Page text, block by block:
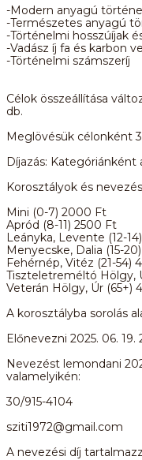
-Modern anyagú
-Természetes anyagú
-Történelmi hosszúíjak
-Vadász íj fa és karbon
-Történelmi számszeríj
Célok összeállítása
db.
Meglövésük célonként
Díjazás:
Korosztályok és
Mini (0-7) 2000 Ft
Apród (8-11) 2500 Ft
Leányka, Levente (12-
Menyecske, Dalia (15-
Fehérnép, Vitéz (21-54)
Tiszteletreméltó Hölgy,
Veterán Hölgy, Úr (65+)
A korosztályba sorolás
Előnevezni 2025. 06.
Nevezést lemondani
valamelyikén:
30/915-4104
sziti1972@gmail.com
A nevezési díj